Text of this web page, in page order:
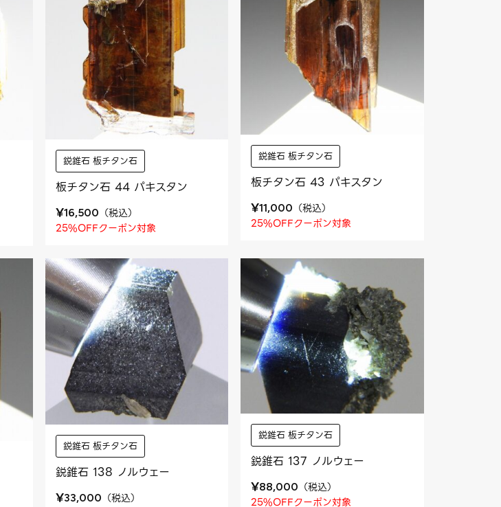
鋭錐石 板チタン石
板チタン石 44 パキスタン
¥16,500 （税込）
25%OFFクーポン対象
鋭錐石 板チタン石
板チタン石 43 パキスタン
¥11,000 （税込）
25%OFFクーポン対象
鋭錐石 板チタン石
鋭錐石 138 ノルウェー
¥33,000 （税込）
鋭錐石 板チタン石
鋭錐石 137 ノルウェー
¥88,000 （税込）
25%OFFクーポン対象